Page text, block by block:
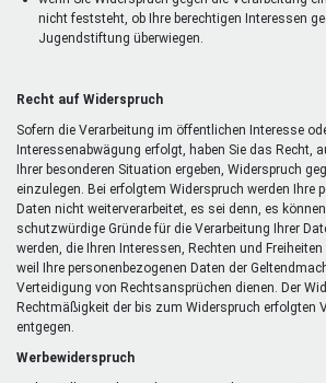
nicht feststeht, ob Ihre berechtigen Interessen
Jugendstiftung überwiegen.
Recht auf Widerspruch
Sofern die Verarbeitung im öffentlichen Interesse
Interessenabwägung erfolgt, haben Sie das Recht,
Ihrer besonderen Situation ergeben, Widerspruch
einzulegen. Bei erfolgtem Widerspruch werden Ihre
Daten nicht weiterverarbeitet, es sei denn, es
schutzwürdige Gründe für die Verarbeitung Ihrer
werden, die Ihren Interessen, Rechten und
weil Ihre personenbezogenen Daten der
Verteidigung von Rechtsansprüchen dienen. Der
Rechtmäßigkeit der bis zum Widerspruch erfolgten
entgegen.
Werbewiderspruch